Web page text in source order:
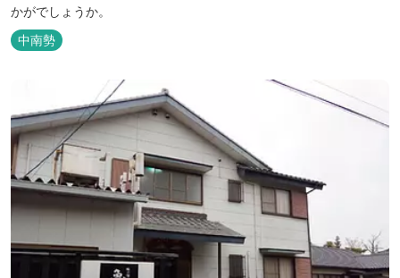
かがでしょうか。
中南勢